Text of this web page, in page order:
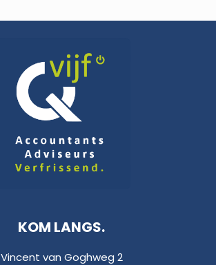
KOM LANGS.
Vincent van Goghweg 2